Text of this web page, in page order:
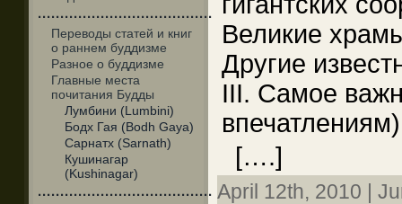
·······································
Переводы статей и книг
о раннем буддизме
Разное о буддизме
Главные места
почитания Будды
Лумбини (Lumbini)
Бодх Гая (Bodh Gaya)
Сарнатх (Sarnath)
Кушинагар
(Kushinagar)
·······································
Великие
Другие
III. Самое
впечатлениям)
[….]
April 12th, 2010 |